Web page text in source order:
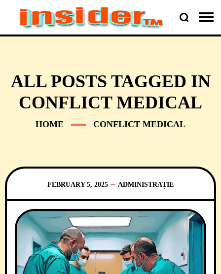
ALL POSTS TAGGED IN
CONFLICT MEDICAL
HOME CONFLICT MEDICAL
FEBRUARY 5, 2025 ADMINISTRAȚIE